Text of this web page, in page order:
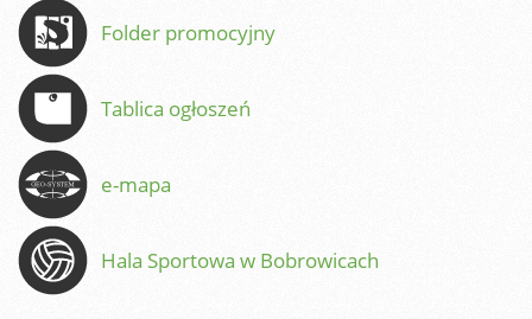
Folder promocyjny
Tablica ogłoszeń
e-mapa
Hala Sportowa w Bobrowicach